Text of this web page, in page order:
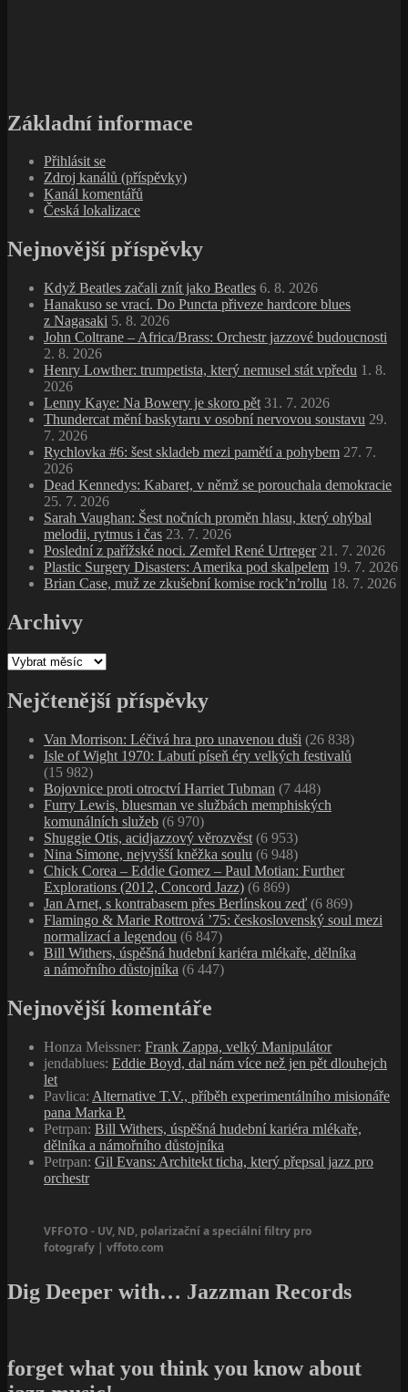
Základní informace
Přihlásit se
Zdroj kanálů (příspěvky)
Kanál komentářů
Česká lokalizace
Nejnovější příspěvky
Když Beatles začali znít jako Beatles 6. 8. 2026
Hanakuso se vrací. Do Puncta přiveze hardcore blues
z Nagasaki 5. 8. 2026
John Coltrane – Africa/Brass: Orchestr jazzové budoucnosti
2. 8. 2026
Henry Lowther: trumpetista, který nemusel stát vpředu 1. 8.
2026
Lenny Kaye: Na Bowery je skoro pět 31. 7. 2026
Thundercat mění baskytaru v osobní nervovou soustavu 29.
7. 2026
Rychlovka #6: šest skladeb mezi pamětí a pohybem 27. 7.
2026
Dead Kennedys: Kabaret, v němž se porouchala demokracie
25. 7. 2026
Sarah Vaughan: Šest nočních proměn hlasu, který ohýbal
melodii, rytmus i čas 23. 7. 2026
Poslední z pařížské noci. Zemřel René Urtreger 21. 7. 2026
Plastic Surgery Disasters: Amerika pod skalpelem 19. 7. 2026
Brian Case, muž ze zkušební komise rock’n’rollu 18. 7. 2026
Archivy
Archivy
Nejčtenější příspěvky
Van Morrison: Léčivá hra pro unavenou duši (26 838)
Isle of Wight 1970: Labutí píseň éry velkých festivalů
(15 982)
Bojovnice proti otroctví Harriet Tubman (7 448)
Furry Lewis, bluesman ve službách memphiských
komunálních služeb (6 970)
Shuggie Otis, acidjazzový věrozvěst (6 953)
Nina Simone, nejvyšší kněžka soulu (6 948)
Chick Corea – Eddie Gomez – Paul Motian: Further
Explorations (2012, Concord Jazz) (6 869)
Jan Arnet, s kontrabasem přes Berlínskou zeď (6 869)
Flamingo & Marie Rottrová ’75: československý soul mezi
normalizací a legendou (6 847)
Bill Withers, úspěšná hudební kariéra mlékaře, dělníka
a námořního důstojníka (6 447)
Nejnovější komentáře
Honza Meissner: Frank Zappa, velký Manipulátor
jendablues: Eddie Boyd, dal nám více než jen pět dlouhejch
let
Pavlica: Alternative T.V., příběh experimentálního misionáře
pana Marka P.
Petrpan: Bill Withers, úspěšná hudební kariéra mlékaře,
dělníka a námořního důstojníka
Petrpan: Gil Evans: Architekt ticha, který přepsal jazz pro
orchestr
VFFOTO - UV, ND, polarizační a speciální filtry pro
fotografy | vffoto.com
Dig Deeper with… Jazzman Records
forget what you think you know about